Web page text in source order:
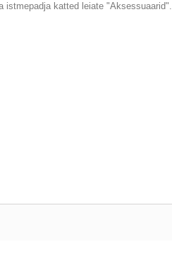
istmepadja katted leiate "Aksessuaarid".